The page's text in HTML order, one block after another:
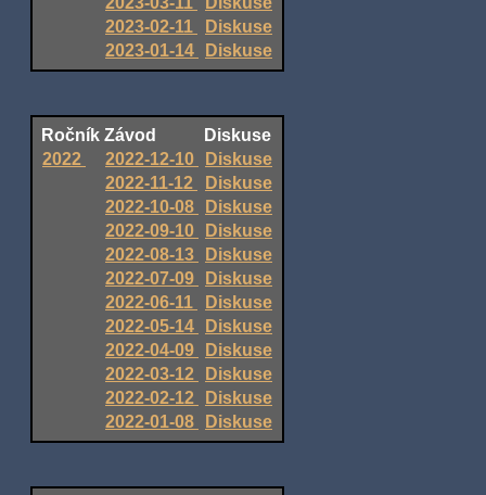
2023-02-11
Diskuse
2023-01-14
Diskuse
Ročník Závod
Diskuse
2022
2022-12-10
Diskuse
2022-11-12
Diskuse
2022-10-08
Diskuse
2022-09-10
Diskuse
2022-08-13
Diskuse
2022-07-09
Diskuse
2022-06-11
Diskuse
2022-05-14
Diskuse
2022-04-09
Diskuse
2022-03-12
Diskuse
2022-02-12
Diskuse
2022-01-08
Diskuse